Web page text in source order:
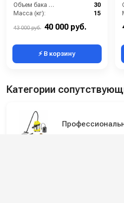
Объем бака (л):
30
Масса (кг):
15
43 000 руб. 40 000 руб.
⚡ В корзину
Категории